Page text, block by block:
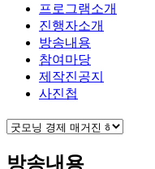
프로그램소개
진행자소개
방송내용
참여마당
제작진공지
사진첩
방송내용